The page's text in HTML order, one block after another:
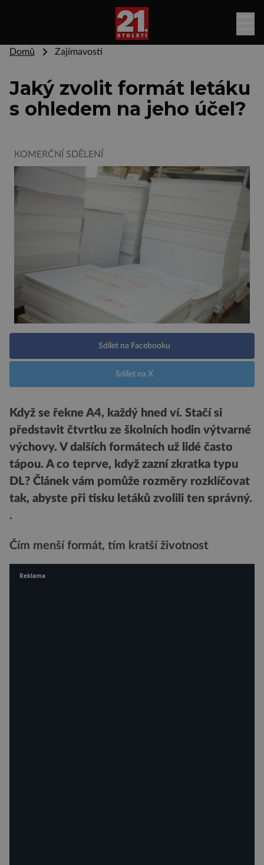
Domů Zajímavosti
Jaký zvolit formát letáku
s ohledem na jeho účel?
KOMERČNÍ SDĚLENÍ
Sdílet na Facebooku
Sdílet na X
Když se řekne A4, každý hned ví. Stačí si
představit čtvrtku ze školních hodin výtvarné
výchovy. V dalších formátech už lidé často
tápou. A co teprve, když zazní zkratka typu
DL? Článek vám pomůže rozměry rozklíčovat
tak, abyste při tisku letáků zvolili ten správný.
.
Čím menší formát, tím kratší životnost
Reklama